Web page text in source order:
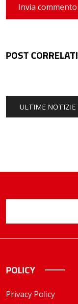
POST CORRELATI
ULTIME NOTIZIE
POLICY
Privacy Policy